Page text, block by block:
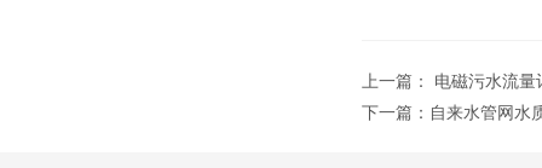
上一篇： 电磁污水流量
下一篇： 自来水管网水